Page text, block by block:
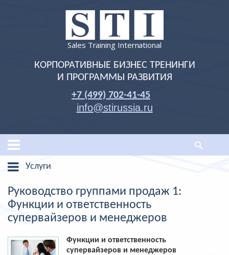
Sales Training International
КОРПОРАТИВНЫЕ БИЗНЕС ТРЕНИНГИ
И ПРОГРАММЫ РАЗВИТИЯ
+7 (499) 702-41-45
info@stirussia.ru
Услуги
Руководство группами продаж 1:
Функции и ответственность
супервайзеров и менеджеров
Функции и ответственность
супервайзеров и менеджеров